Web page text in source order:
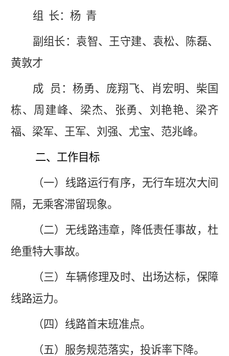
组 长：杨 青
副组长： 袁智、王守建、袁松、
陈磊、
黄敦才
成 员：杨勇、 庞翔飞、 肖宏明、 柴国
栋、周建峰、梁杰、张勇、刘艳艳、梁齐
福、 梁军、王军、刘强、尤宝、 范兆峰。
二、工作目标
（一）线路运行有序，无行车班次大间
隔，无乘客滞留现象。
（二）无线路违章，降低责任事故，杜
绝重特大事故。
（三）车辆修理及时、出场达标，保障
线路运力。
（四）线路首末班准点。
（五）服务规范落实，投诉率下降。